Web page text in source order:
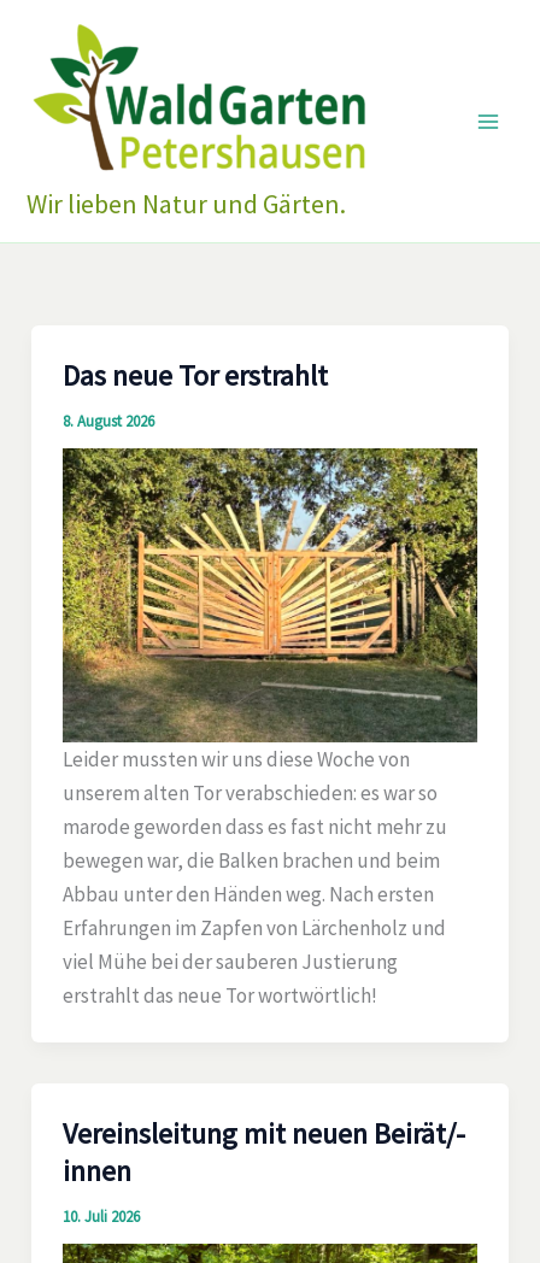
springen
Wir lieben Natur und Gärten.
Das neue Tor erstrahlt
8. August 2026
Leider mussten wir uns diese Woche von
unserem alten Tor verabschieden: es war so
marode geworden dass es fast nicht mehr zu
bewegen war, die Balken brachen und beim
Abbau unter den Händen weg. Nach ersten
Erfahrungen im Zapfen von Lärchenholz und
viel Mühe bei der sauberen Justierung
erstrahlt das neue Tor wortwörtlich!
Vereinsleitung mit neuen Beirät/-
innen
10. Juli 2026